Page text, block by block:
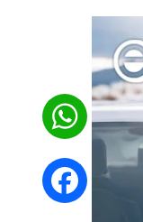
WhatsApp